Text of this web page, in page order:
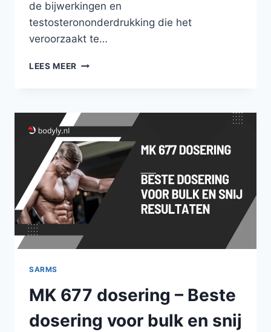
de bijwerkingen en
testosterononderdrukking die het
veroorzaakt te…
LEES MEER RAD
VEROORZAAKT
TESTOLON
GYNAECOMASTIE?
SARMS
MK 677 dosering – Beste
dosering voor bulk en snij